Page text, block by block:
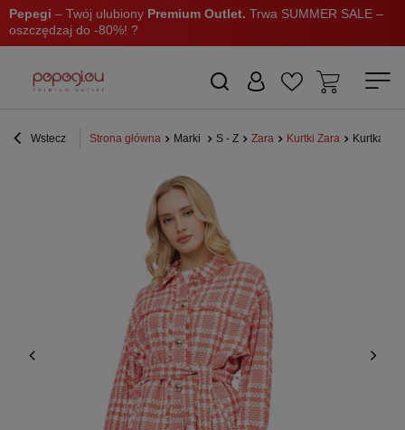
Pepegi – Twój ulubiony Premium Outlet. Trwa SUMMER SALE –
oszczędzaj do -80%! ?
Wstecz Strona główna Marki S - Z Zara Kurtki Zara Kurtka